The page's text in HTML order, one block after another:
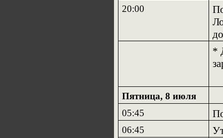
20:00
*
Пятница, 8 июля
05:45
06:45